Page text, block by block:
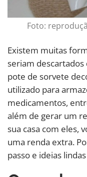
Foto:
Existem muitas
seriam descartados
pote de sorvete
utilizado para
medicamentos,
além de gerar um
sua casa com eles,
uma renda extra.
passo e ideias